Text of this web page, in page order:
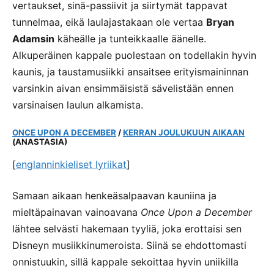
vertaukset, sinä-passiivit ja siirtymät tappavat
tunnelmaa, eikä laulajastakaan ole vertaa Bryan
Adamsin käheälle ja tunteikkaalle äänelle.
Alkuperäinen kappale puolestaan on todellakin hyvin
kaunis, ja taustamusiikki ansaitsee erityismaininnan
varsinkin aivan ensimmäisistä sävelistään ennen
varsinaisen laulun alkamista.
ONCE UPON A DECEMBER /KERRAN JOULUKUUN AIKAAN
(ANASTASIA)
[englanninkieliset lyriikat]
Samaan aikaan henkeäsalpaavan kauniina ja
mieltäpainavan vainoavana Once Upon a December
lähtee selvästi hakemaan tyyliä, joka erottaisi sen
Disneyn musiikkinumeroista. Siinä se ehdottomasti
onnistuukin, sillä kappale sekoittaa hyvin uniikilla